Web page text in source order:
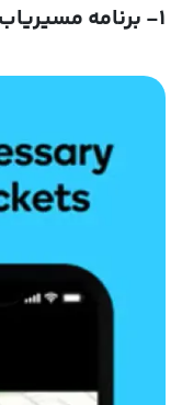
۱- برنامه مسیریاب ویز